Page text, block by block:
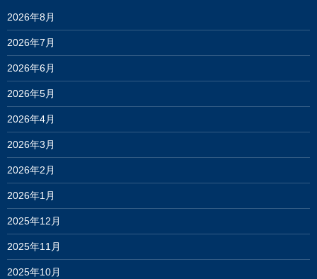
2026年8月
2026年7月
2026年6月
2026年5月
2026年4月
2026年3月
2026年2月
2026年1月
2025年12月
2025年11月
2025年10月